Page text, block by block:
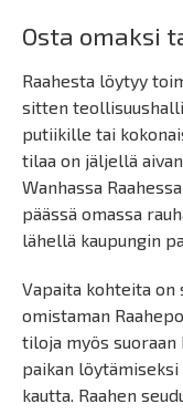
Osta omaksi
Raahesta löytyy
sitten
putiikille tai
tilaa on jäljellä
Wanhassa
päässä omassa
lähellä kaupungin
Vapaita kohteita on
omistaman
tiloja myös suoraan
paikan
kautta. Raahen